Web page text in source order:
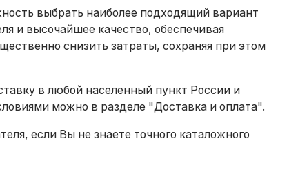
выбрать наиболее подходящий вариант
и высочайшее качество, обеспечивая
снизить затраты, сохраняя при этом
в любой населенный пункт России и
можно в разделе "Доставка и оплата".
если Вы не знаете точного каталожного